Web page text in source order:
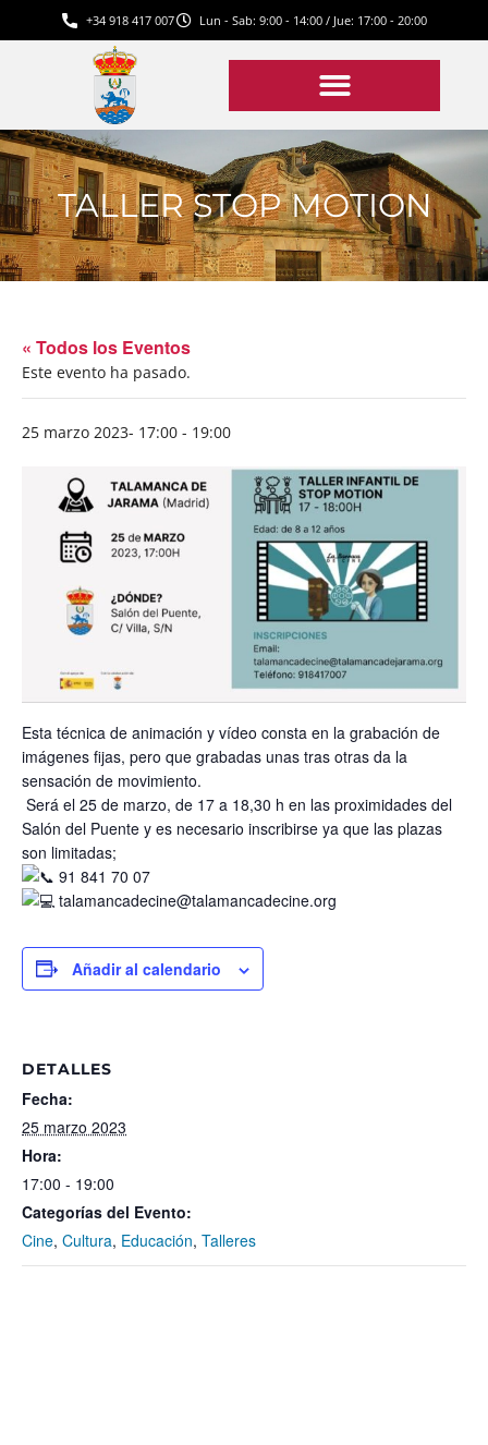
+34 918 417 007 Lun - Sab: 9:00 - 14:00 / Jue: 17:00 - 20:00
TALLER STOP MOTION
« Todos los Eventos
Este evento ha pasado.
25 marzo 2023- 17:00 - 19:00
Esta técnica de animación y vídeo consta en la grabación de
imágenes fijas, pero que grabadas unas tras otras da la
sensación de movimiento.
Será el 25 de marzo, de 17 a 18,30 h en las proximidades del
Salón del Puente y es necesario inscribirse ya que las plazas
son limitadas;
91 841 70 07
talamancadecine@talamancadecine.org
Añadir al calendario
DETALLES
Fecha:
25 marzo 2023
Hora:
17:00 - 19:00
Categorías del Evento:
Cine, Cultura, Educación, Talleres